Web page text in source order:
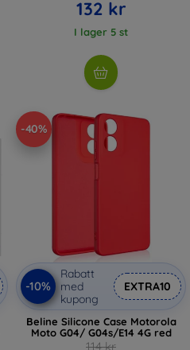
132 kr
I lager 5 st
-40%
-10%
Rabatt
med
kupong
EXTRA10
Beline Silicone Case Motorola
Moto G04/ G04s/E14 4G red
114 kr